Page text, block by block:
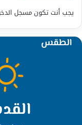
يجب أنت تكونمسجل
الطقس